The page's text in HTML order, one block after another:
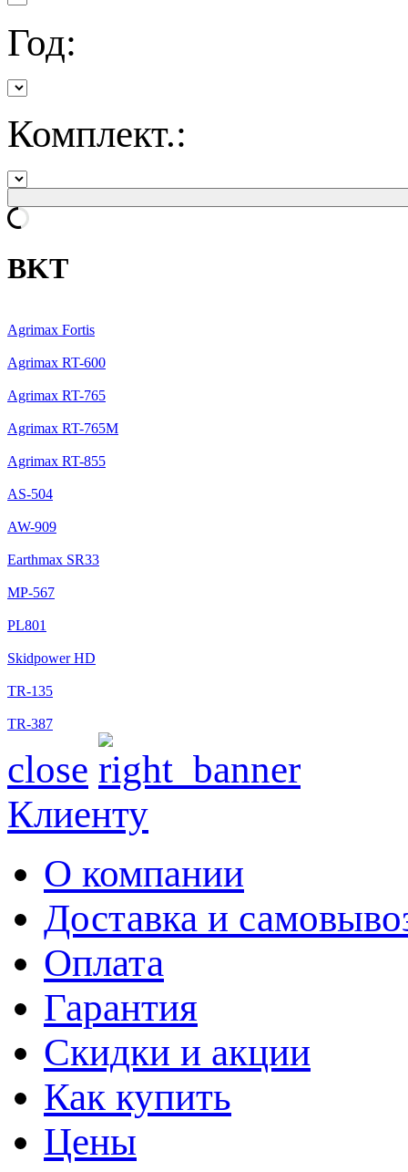
Год:
Комплект.:
BKT
Agrimax Fortis
Agrimax RT-600
Agrimax RT-765
Agrimax RT-765M
Agrimax RT-855
AS-504
AW-909
Earthmax SR33
MP-567
PL801
Skidpower HD
TR-135
TR-387
close
Клиенту
О компании
Доставка и
Оплата
Гарантия
Скидки и акции
Как купить
Цены